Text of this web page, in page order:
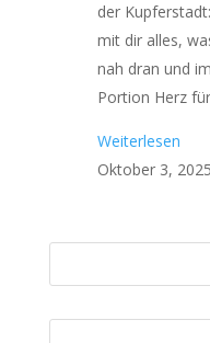
der
mit dir alles,
nah dran und
Portion Herz
Weiterlesen
Oktober 3, 2025